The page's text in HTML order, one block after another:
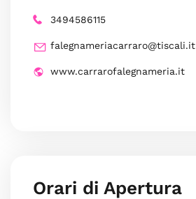
3494586115
falegnameriacarraro@tiscali.it
www.carrarofalegnameria.it
Orari di Apertura